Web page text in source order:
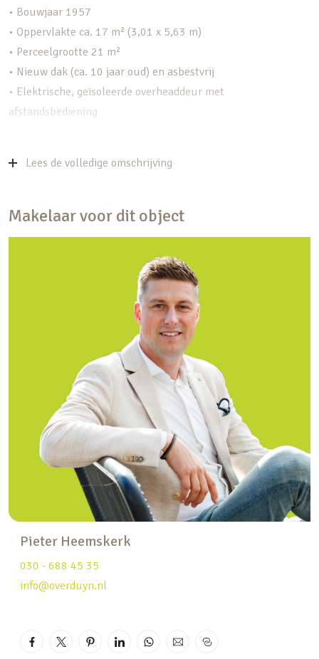
• Bouwjaar 1957
• Oppervlakte ca. 17 m² (3,01 x 5,63 m)
• Perceelgrootte 21 m²
• Nieuw dak (ca. 10 jaar oud) en asbestvrij
• Elektrische, geïsoleerde overheaddeur met
afstandsbediening
• Goede bereikbaarheid vanaf de Rubenslaan
De garagebox biedt met zijn hoogte en rechte
of motoren, maar is ook uitstekend te gebruiken
als klusruimte of opslag. De elektrische deur
maakt in- en uitrijden eenvoudig en veilig. Dankzij
de eigen elektra-aansluiting kun je hier ook prima
verlichting, gereedschap of een acculader
Onderhoud en constructie
De garage is solide gebouwd en voorzien van een
vernieuwd dak dat bovendien asbestvrij is. De
betonvloer is vlak en stevig, ideaal voor
voertuigen of zware opslag. De elektrische
overheaddeur is geïsoleerd, wat prettig is voor
zowel temperatuur als geluid.
Ligging en omgeving
De box ligt aan de Rubenslaan, in de geliefde wijk
Utrecht-Oost, vlak bij het Wilhelminapark en op
bereikbaarheid, ook met de auto. De snelwegen
Lees de volledige omschrijving
Makelaar voor dit object
Pieter Heemskerk
030 - 688 45 35
info@overduyn.nl